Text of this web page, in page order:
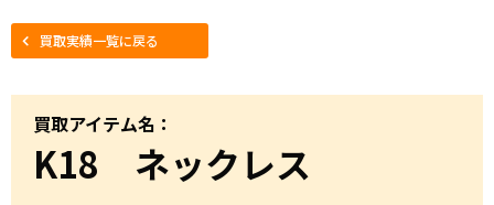
買取実績一覧に戻る
買取アイテム名：
K18 ネックレス